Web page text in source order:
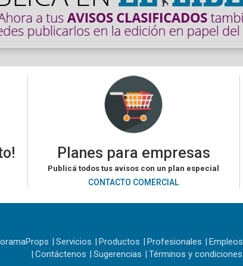
Planes para empresas
Publicá todos tus avisos con un plan especial
CONTACTO COMERCIAL
Servicios Productos Profesionales Empleos
Contáctenos
Sugerencias Términos y condiciones